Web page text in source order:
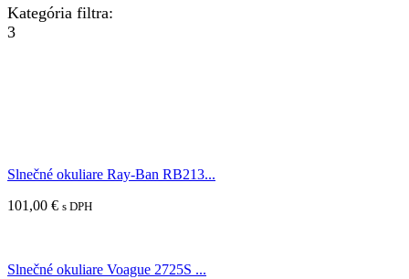
Kategória filtra:
3
Slnečné okuliare Ray-Ban RB213...
101,00 € s DPH
Slnečné okuliare Voague 2725S ...